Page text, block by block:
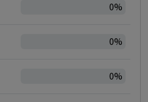
0%
0%
0%